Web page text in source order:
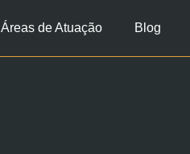
Áreas de Atuação Blog